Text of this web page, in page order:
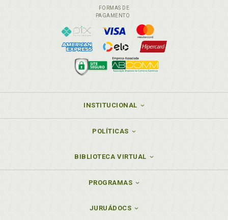
FORMAS DE
PAGAMENTO
INSTITUCIONAL
POLÍTICAS
BIBLIOTECA VIRTUAL
PROGRAMAS
JURUÁDOCS